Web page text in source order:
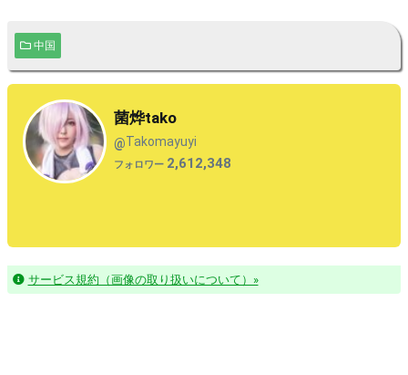
中国
菌烨tako
@Takomayuyi
フォロワー 2,612,348
サービス規約（画像の取り扱いについて）»